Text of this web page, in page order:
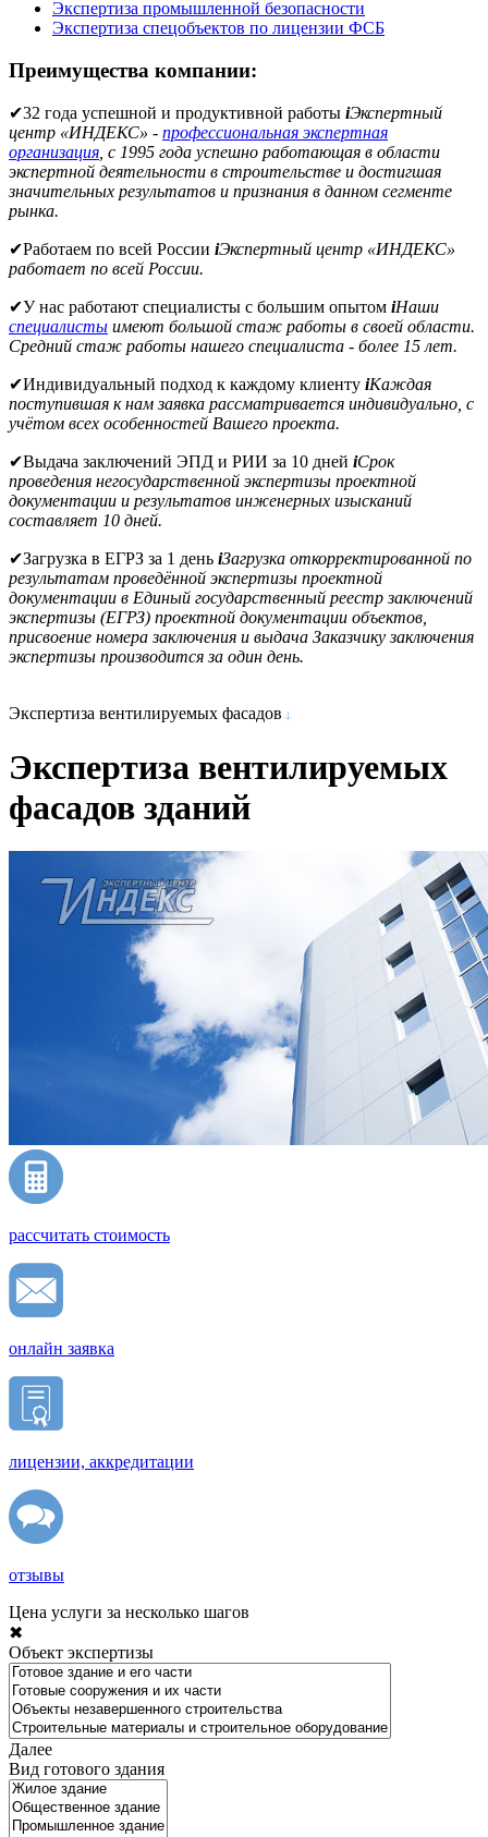
Экспертиза промышленной безопасности
Экспертиза спецобъектов по лицензии ФСБ
Преимущества компании:
✔32 года успешной и продуктивной работы iЭкспертный
центр «ИНДЕКС» - профессиональная экспертная
организация, с 1995 года успешно работающая в области
экспертной деятельности в строительстве и достигшая
значительных результатов и признания в данном сегменте
рынка.
✔Работаем по всей России iЭкспертный центр «ИНДЕКС»
работает по всей России.
✔У нас работают специалисты с большим опытом iНаши
специалисты имеют большой стаж работы в своей области.
Средний стаж работы нашего специалиста - более 15 лет.
✔Индивидуальный подход к каждому клиенту iКаждая
поступившая к нам заявка рассматривается индивидуально, с
учётом всех особенностей Вашего проекта.
✔Выдача заключений ЭПД и РИИ за 10 дней iСрок
проведения негосударственной экспертизы проектной
документации и результатов инженерных изысканий
составляет 10 дней.
✔Загрузка в ЕГРЗ за 1 день iЗагрузка откорректированной по
результатам проведённой экспертизы проектной
документации в Единый государственный реестр заключений
экспертизы (ЕГРЗ) проектной документации объектов,
присвоение номера заключения и выдача Заказчику заключения
экспертизы производится за один день.
Экспертиза вентилируемых фасадов
Экспертиза вентилируемых
фасадов зданий
рассчитать стоимость
онлайн заявка
лицензии, аккредитации
отзывы
Цена услуги за несколько шагов
✖
Объект экспертизы
Далее
Вид готового здания